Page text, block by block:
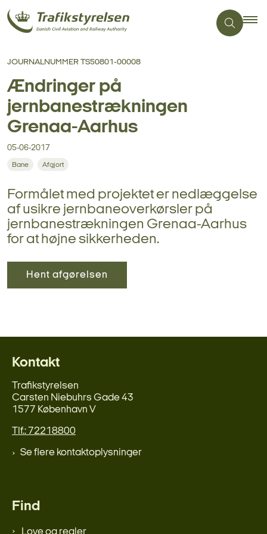
JOURNALNUMMER TS50801-00008
Ændringer på
jernbanestrækningen
Grenaa-Aarhus
05-06-2017
Bane Afgjort
Formålet med projektet er nedlæggelse
af usikre jernbaneoverkørsler på
jernbanestrækningen Grenaa-Aarhus
for at højne sikkerheden.
Hent afgørelsen
Kontakt
Trafikstyrelsen
Carsten Niebuhrs Gade 43
1577 København V
Tlf.: 72218800
Se flere kontaktoplysninger
Find
Love og regler